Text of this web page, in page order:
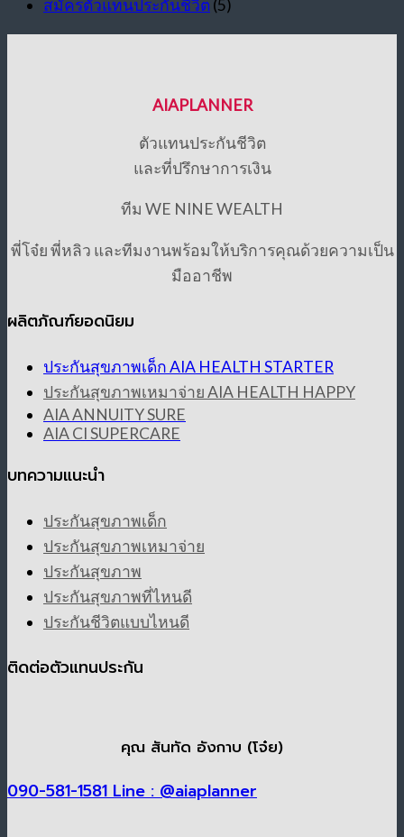
สมัครตัวแทนประกันชีวิต (5)
AIAPLANNER
ตัวแทนประกันชีวิต
และที่ปรึกษาการเงิน
ทีม WE NINE WEALTH
พี่โจ๋ย พี่หลิว และทีมงานพร้อมให้บริการคุณด้วยความเป็น
มืออาชีพ
ผลิตภัณฑ์ยอดนิยม
ประกันสุขภาพเด็ก AIA HEALTH STARTER
ประกันสุขภาพเหมาจ่าย AIA HEALTH HAPPY
AIA ANNUITY SURE
AIA CI SUPERCARE
บทความแนะนำ
ประกันสุขภาพเด็ก
ประกันสุขภาพเหมาจ่าย
ประกันสุขภาพ
ประกันสุขภาพที่ไหนดี
ประกันชีวิตแบบไหนดี
ติดต่อตัวแทนประกัน
คุณ สันทัด อังกาบ (โจ๋ย)
090-581-1581 Line : @aiaplanner